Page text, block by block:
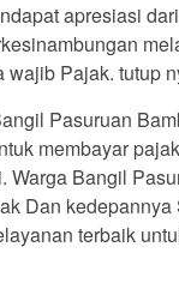
apresiasi
wajib Pajak. tutup
Pasuruan
membayar
Warga Bangil
Dan
terbaik